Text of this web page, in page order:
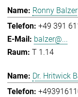
Ronny Balzer
+49 391
balzer@...
T 1.14
Dr. Hritwick